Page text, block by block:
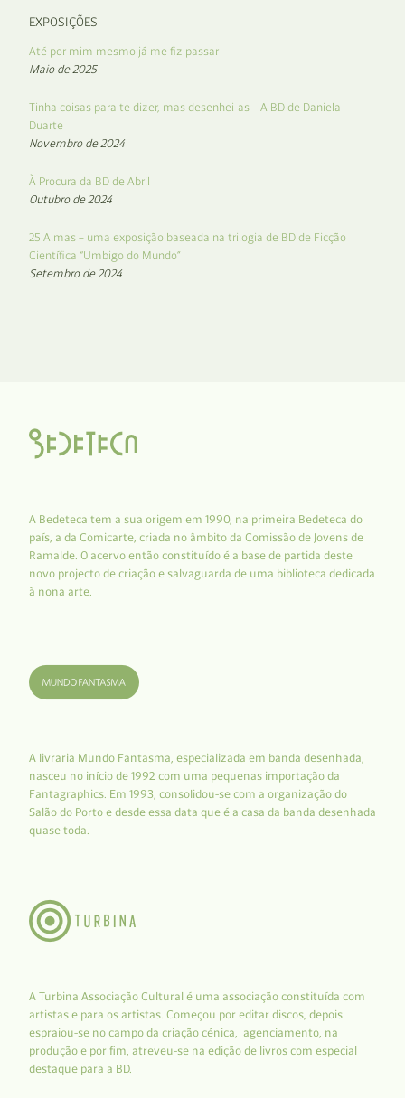
EXPOSIÇÕES
Até por mim mesmo já me fiz passar
Maio de 2025
Tinha coisas para te dizer, mas desenhei-as – A BD de Daniela
Duarte
Novembro de 2024
À Procura da BD de Abril
Outubro de 2024
25 Almas – uma exposição baseada na trilogia de BD de Ficção
Científica “Umbigo do Mundo”
Setembro de 2024
A Bedeteca tem a sua origem em 1990, na primeira Bedeteca do
país, a da Comicarte, criada no âmbito da Comissão de Jovens de
Ramalde. O acervo então constituído é a base de partida deste
novo projecto de criação e salvaguarda de uma biblioteca dedicada
à nona arte.
A livraria Mundo Fantasma, especializada em banda desenhada,
nasceu no início de 1992 com uma pequenas importação da
Fantagraphics. Em 1993, consolidou-se com a organização do
Salão do Porto e desde essa data que é a casa da banda desenhada
quase toda.
A Turbina Associação Cultural é uma associação constituída com
artistas e para os artistas. Começou por editar discos, depois
espraiou-se no campo da criação cénica, agenciamento, na
produção e por fim, atreveu-se na edição de livros com especial
destaque para a BD.